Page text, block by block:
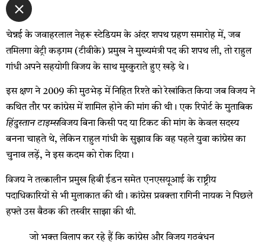
चेन्नई के जवाहरलाल नेहरू स्टेडियम के अंदर शपथ ग्रहण समारोह में, जब
तमिलगा वेट्री कड़गम (टीवीके) प्रमुख ने मुख्यमंत्री पद की शपथ ली, तो राहुल
गांधी अपने सहयोगी विजय के साथ मुस्कुराते हुए खड़े थे।
इस क्षण ने 2009 की मुठभेड़ में निहित रिश्ते को रेखांकित किया जब विजय ने
कथित तौर पर कांग्रेस में शामिल होने की मांग की थी। एक रिपोर्ट के मुताबिक
हिंदुस्तान टाइम्सविजय बिना किसी पद या टिकट की मांग के केवल सदस्य
बनना चाहते थे, लेकिन राहुल गांधी के सुझाव कि वह पहले युवा कांग्रेस का
चुनाव लड़ें, ने इस कदम को रोक दिया।
विजय ने तत्कालीन प्रमुख हिबी ईडन समेत एनएसयूआई के राष्ट्रीय
पदाधिकारियों से भी मुलाकात की थी। कांग्रेस प्रवक्ता रागिनी नायक ने पिछले
हफ्ते उस बैठक की तस्वीर साझा की थी.
जो भक्त विलाप कर रहे हैं कि कांग्रेस और विजय गठबंधन